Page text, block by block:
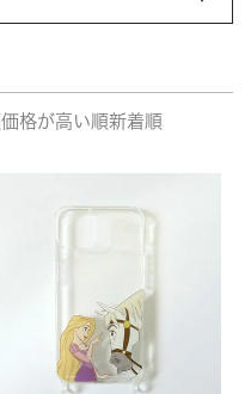
ポーチ チャーム
価格が高い順新着順